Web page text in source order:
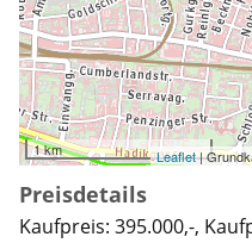
1 km Leaflet|
Preisdetails
Kaufpreis: 395.000,-,